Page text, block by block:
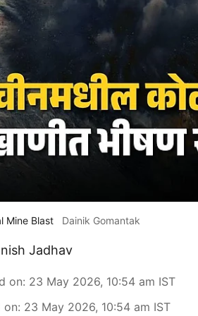
Mine Blast Dainik Gomantak
Jadhav
on: 23 May 2026, 10:54 am IST
on: 23 May 2026, 10:54 am IST